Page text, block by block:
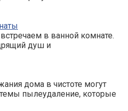
в ванной комнате.
душ и
дома в чистоте могут
пылеудаление, кото­рые